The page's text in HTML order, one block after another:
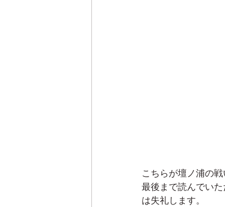
こちらが壇ノ浦の
最後まで読んでい
は失礼します。